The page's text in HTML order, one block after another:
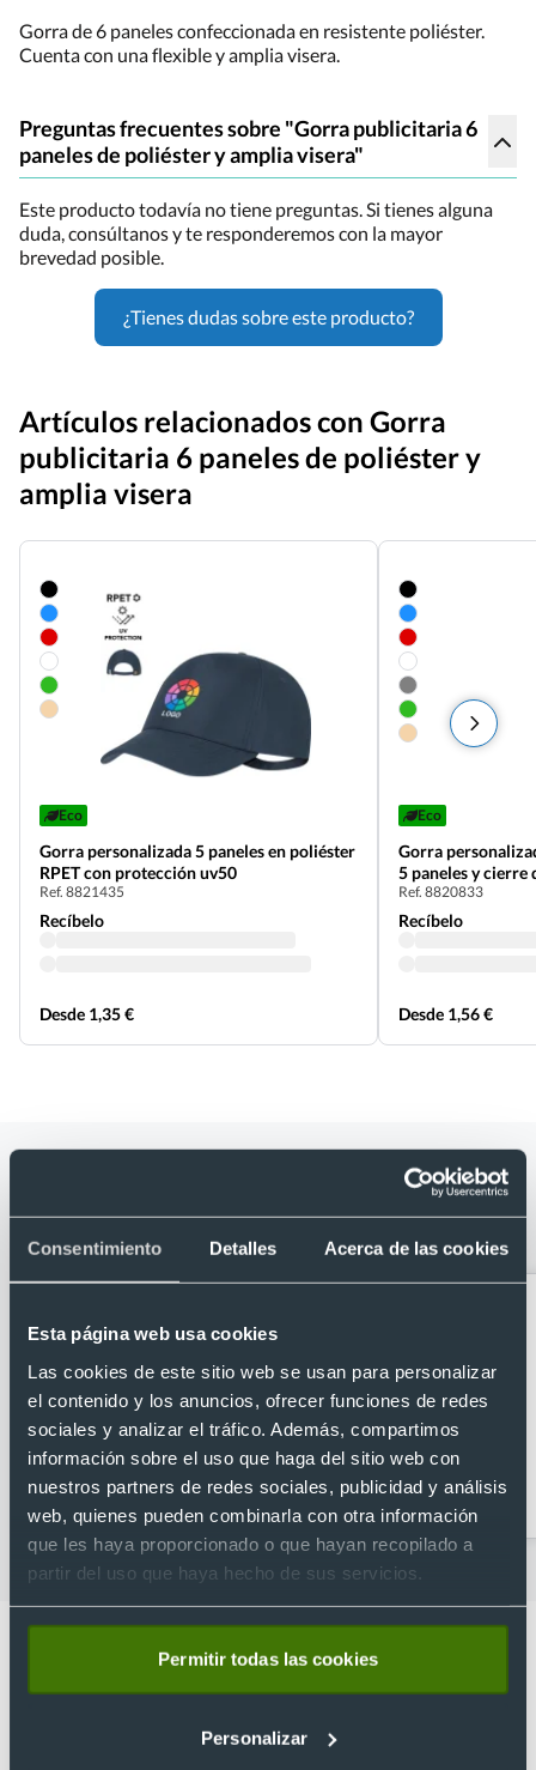
Consentimiento Detalles Acerca de las cookies
Esta página web usa cookies
Las cookies de este sitio web se usan para personalizar
el contenido y los anuncios, ofrecer funciones de redes
sociales y analizar el tráfico. Además, compartimos
información sobre el uso que haga del sitio web con
nuestros partners de redes sociales, publicidad y análisis
web, quienes pueden combinarla con otra información
que les haya proporcionado o que hayan recopilado a
partir del uso que haya hecho de sus servicios.
Permitir todas las cookies
Personalizar
Gorra de 6 paneles confeccionada en resistente poliéster.
Cuenta con una flexible y amplia visera.
Preguntas frecuentes sobre "Gorra publicitaria 6
paneles de poliéster y amplia visera"
Este producto todavía no tiene preguntas. Si tienes alguna
duda, consúltanos y te responderemos con la mayor
brevedad posible.
¿Tienes dudas sobre este producto?
Artículos relacionados con Gorra
publicitaria 6 paneles de poliéster y
amplia visera
Eco
Gorra personalizada 5 paneles en poliéster
RPET con protección uv50
Ref. 8821435
Recíbelo
Desde 1,35 €
Eco
Gorra
5 paneles y cierre
Ref. 8820833
Recíbelo
Desde 1,56 €
Categorías relacionadas con Gorra
publicitaria 6 paneles de poliéster y
amplia visera
Camisetas de tirantes
para publicidad
Gafas de sol al por
mayor
Lo que dicen nuestros clientes